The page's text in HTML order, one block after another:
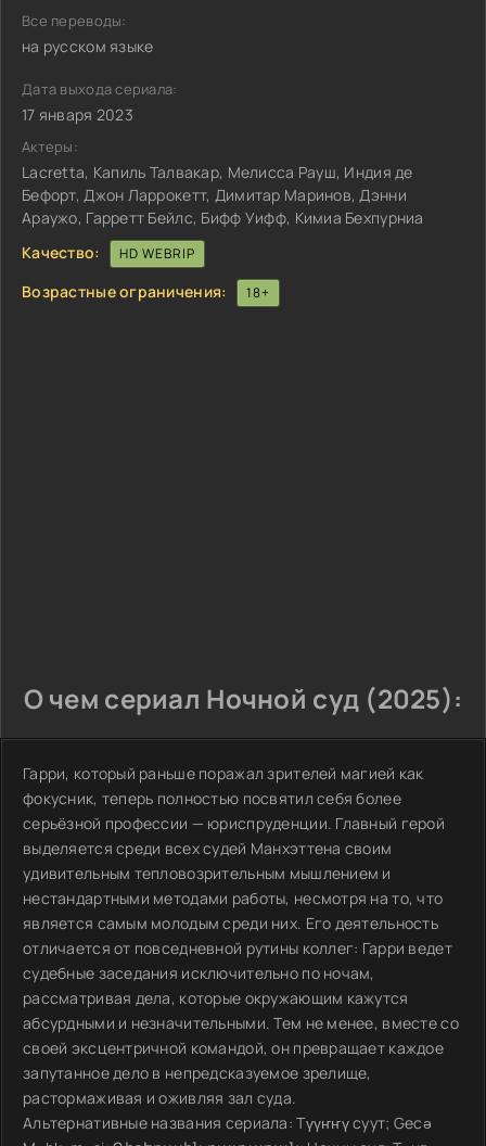
Все переводы:
на русском языке
Дата выхода сериала:
17 января 2023
Актеры:
Lacretta, Капиль Талвакар, Мелисса Рауш, Индия де
Бефорт, Джон Ларрокетт, Димитар Маринов, Дэнни
Араужо, Гарретт Бейлс, Бифф Уифф, Кимиа Бехпурниа
Качество:
HD WEBRIP
Возрастные ограничения: 18+
О чем сериал Ночной суд (2025):
Гарри, который раньше поражал зрителей магией как
фокусник, теперь полностью посвятил себя более
серьёзной профессии — юриспруденции. Главный герой
выделяется среди всех судей Манхэттена своим
удивительным тепловозрительным мышлением и
нестандартными методами работы, несмотря на то, что
является самым молодым среди них. Его деятельность
отличается от повседневной рутины коллег: Гарри ведет
судебные заседания исключительно по ночам,
рассматривая дела, которые окружающим кажутся
абсурдными и незначительными. Тем не менее, вместе со
своей эксцентричной командой, он превращает каждое
запутанное дело в непредсказуемое зрелище,
растормаживая и оживляя зал суда.
Альтернативные названия сериала: Түүҥҥү суут; Gecə